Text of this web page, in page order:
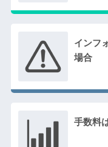
インフ
場合
手数料